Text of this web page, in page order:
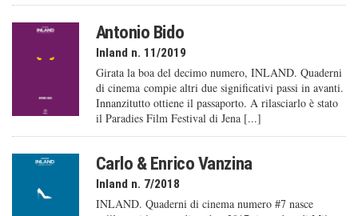
Antonio Bido
Inland n. 11/2019
Girata la boa del decimo numero, INLAND. Quaderni
di cinema compie altri due significativi passi in avanti.
Innanzitutto ottiene il passaporto. A rilasciarlo è stato
il Paradies Film Festival di Jena [...]
Carlo & Enrico Vanzina
Inland n. 7/2018
INLAND. Quaderni di cinema numero #7 nasce